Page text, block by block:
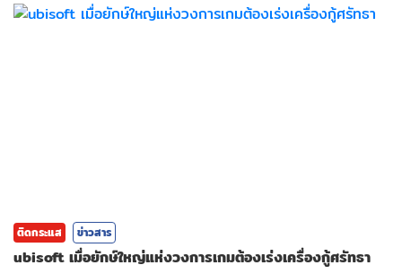
ติดกระแส ข่าวสาร
ubisoft เมื่อยักษ์ใหญ่แห่งวงการเกมต้องเร่งเครื่องกู้ศรัทธา